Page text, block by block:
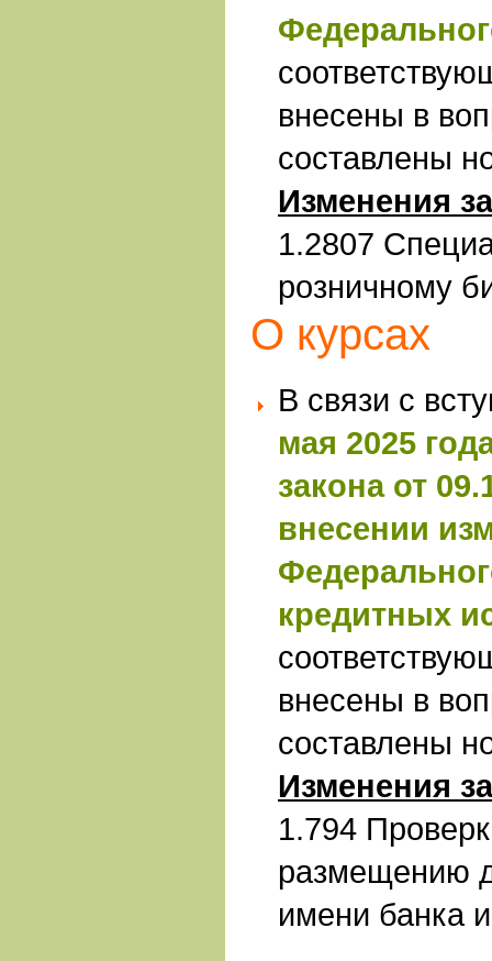
внесены в
составлены
Изменения
1.2807
розничному
О курсах
В связи с
мая 2025
закона от
внесении
кредитных
внесены в
составлены
Изменения
1.794
размещению
имени банка